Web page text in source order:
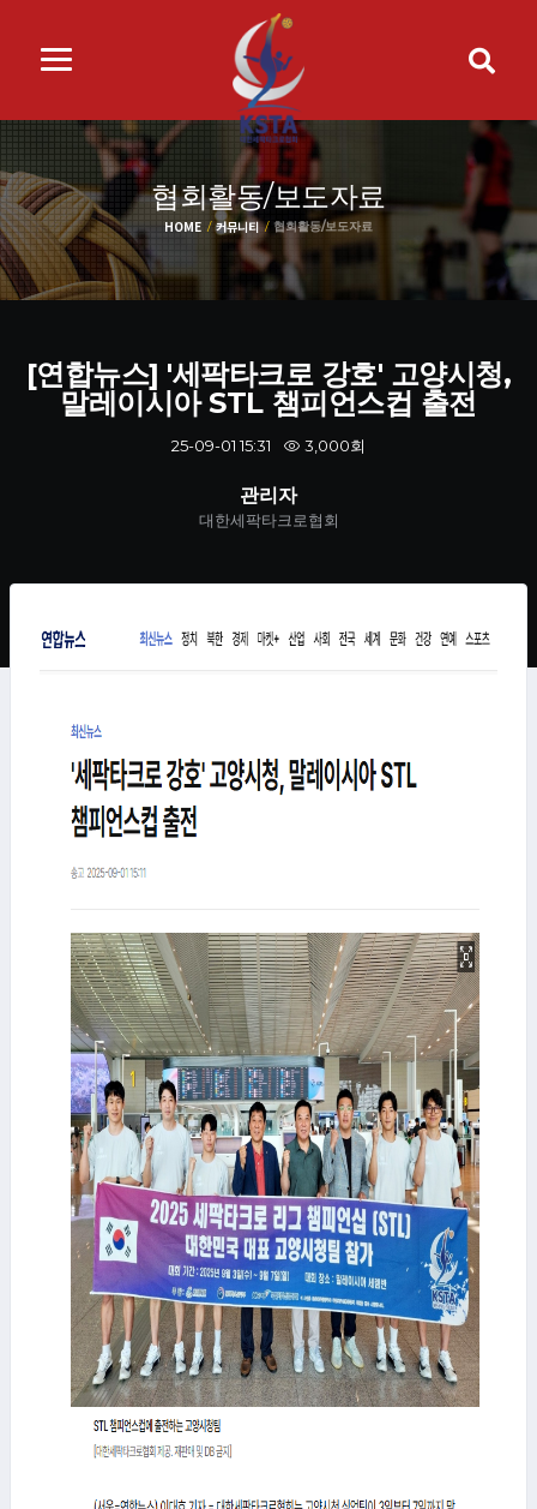
협회활동/보도자료
HOME 커뮤니티 협회활동/보도자료
[연합뉴스] '세팍타크로 강호' 고양시청,
말레이시아 STL 챔피언스컵 출전
25-09-01 15:31 3,000회
관리자
대한세팍타크로협회